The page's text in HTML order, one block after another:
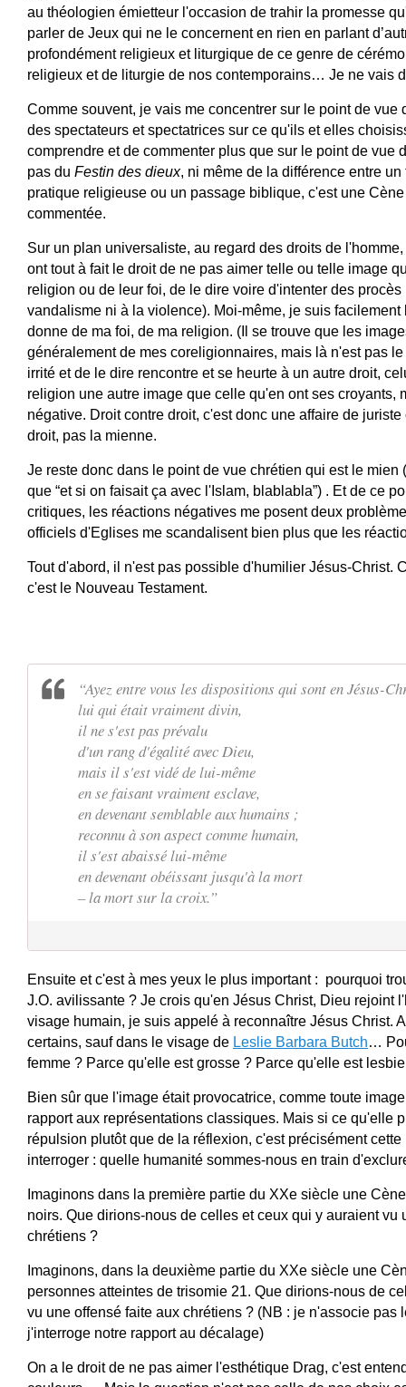
au théologien émietteur l'occasion de trahir la promesse
parler de Jeux qui ne le concernent en rien en parlant
profondément religieux et liturgique de ce genre de
religieux et de liturgie de nos contemporains… Je ne vais
Comme souvent, je vais me concentrer sur le point de vue
des spectateurs et spectatrices sur ce qu'ils et elles
comprendre et de commenter plus que sur le point de vue
pas du Festin des dieux, ni même de la différence entre
pratique religieuse ou un passage biblique, c'est une
commentée.
Sur un plan universaliste, au regard des droits de
ont tout à fait le droit de ne pas aimer telle ou telle image
religion ou de leur foi, de le dire voire d'intenter des
vandalisme ni à la violence). Moi-même, je suis
donne de ma foi, de ma religion. (Il se trouve que les
généralement de mes coreligionnaires, mais là n'est pas
irrité et de le dire rencontre et se heurte à un autre droit,
religion une autre image que celle qu'en ont ses croyants,
négative. Droit contre droit, c'est donc une affaire de
droit, pas la mienne.
Je reste donc dans le point de vue chrétien qui est le mien
que “et si on faisait ça avec l'Islam, blablabla”) . Et de ce
critiques, les réactions négatives me posent deux
officiels d'Eglises me scandalisent bien plus que les
Tout d'abord, il n'est pas possible d'humilier Jésus-Christ.
c'est le Nouveau Testament.
“Ayez entre vous les dispositions qui sont en Jésus-
lui qui était vraiment divin,
il ne s'est pas prévalu
d'un rang d'égalité avec Dieu,
mais il s'est vidé de lui-même
en se faisant vraiment esclave,
en devenant semblable aux humains ;
reconnu à son aspect comme humain,
il s'est abaissé lui-même
en devenant obéissant jusqu'à la mort
– la mort sur la croix.”
Ensuite et c'est à mes yeux le plus important :  pourquoi
J.O. avilissante ? Je crois qu'en Jésus Christ, Dieu rejoint
visage humain, je suis appelé à reconnaître Jésus Christ.
certains, sauf dans le visage de Leslie Barbara Butch…
femme ? Parce qu'elle est grosse ? Parce qu'elle est
Bien sûr que l'image était provocatrice, comme toute
rapport aux représentations classiques. Mais si ce qu'elle
répulsion plutôt que de la réflexion, c'est précisément
interroger : quelle humanité sommes-nous en train
Imaginons dans la première partie du XXe siècle une
noirs. Que dirions-nous de celles et ceux qui y auraient vu
chrétiens ?
Imaginons, dans la deuxième partie du XXe siècle une
personnes atteintes de trisomie 21. Que dirions-nous de
vu une offensé faite aux chrétiens ? (NB : je n'associe pas
j'interroge notre rapport au décalage)
On a le droit de ne pas aimer l'esthétique Drag, c'est